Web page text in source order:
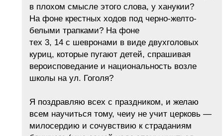
в плохом смысле этого слова, у ханукии?
На фоне крестных ходов под черно-желто-
белыми трапками? На фоне
тех 3, 14 с шевронами в виде двухголовых
куриц, которые пугают детей, спрашивая
вероисповедание и национальность возле
школы на ул. Гоголя?
Я поздравляю всех с праздником, и желаю
всем научиться тому, чеиу не учит церковь —
милосердию и сочувствию к страданиям